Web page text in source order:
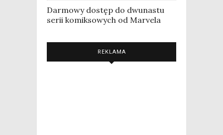
Darmowy dostęp do dwunastu
serii komiksowych od Marvela
REKLAMA